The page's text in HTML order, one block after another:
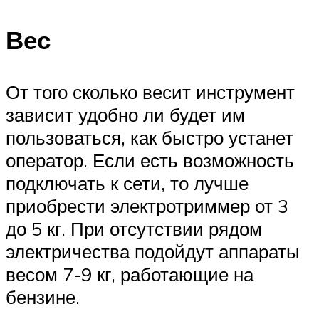
Вес
От того сколько весит инструмент
зависит удобно ли будет им
пользоваться, как быстро устанет
оператор. Если есть возможность
подключать к сети, то лучше
приобрести электротриммер от 3
до 5 кг. При отсутствии рядом
электричества подойдут аппараты
весом 7-9 кг, работающие на
бензине.